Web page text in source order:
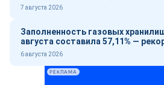
7 августа 2026
Заполненность газовых
августа составила 57,11% —
6 августа 2026
РЕКЛАМА